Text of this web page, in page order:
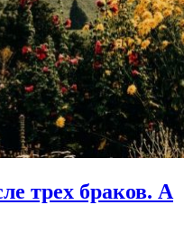
трех браков. А